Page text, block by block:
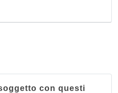
con questi